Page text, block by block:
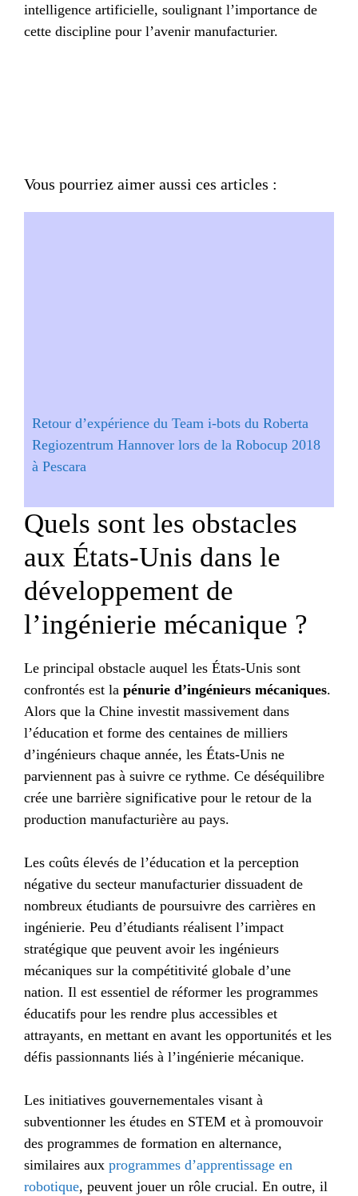
intelligence artificielle, soulignant l’importance de
cette discipline pour l’avenir manufacturier.
Vous pourriez aimer aussi ces articles :
Retour d’expérience du Team i-bots du Roberta
Regiozentrum Hannover lors de la Robocup 2018
à Pescara
Quels sont les obstacles
aux États-Unis dans le
développement de
l’ingénierie mécanique ?
Le principal obstacle auquel les États-Unis sont
confrontés est la pénurie d’ingénieurs mécaniques.
Alors que la Chine investit massivement dans
l’éducation et forme des centaines de milliers
d’ingénieurs chaque année, les États-Unis ne
parviennent pas à suivre ce rythme. Ce déséquilibre
crée une barrière significative pour le retour de la
production manufacturière au pays.
Les coûts élevés de l’éducation et la perception
négative du secteur manufacturier dissuadent de
nombreux étudiants de poursuivre des carrières en
ingénierie. Peu d’étudiants réalisent l’impact
stratégique que peuvent avoir les ingénieurs
mécaniques sur la compétitivité globale d’une
nation. Il est essentiel de réformer les programmes
éducatifs pour les rendre plus accessibles et
attrayants, en mettant en avant les opportunités et les
défis passionnants liés à l’ingénierie mécanique.
Les initiatives gouvernementales visant à
subventionner les études en STEM et à promouvoir
des programmes de formation en alternance,
similaires aux programmes d’apprentissage en
robotique, peuvent jouer un rôle crucial. En outre, il